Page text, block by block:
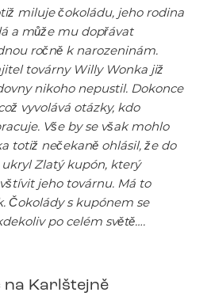
miluje čokoládu, jeho rodina
a může mu dopřávat
ročně k narozeninám.
továrny Willy Wonka již
nikoho nepustil. Dokonce
vyvolává otázky, kdo
Vše by se však mohlo
totiž nečekaně ohlásil, že do
Zlatý kupón, který
jeho továrnu. Má to
Čokolády s kupónem se
po celém světě….
na Karlštejně